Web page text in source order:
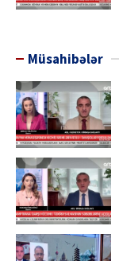
Müsahibələr